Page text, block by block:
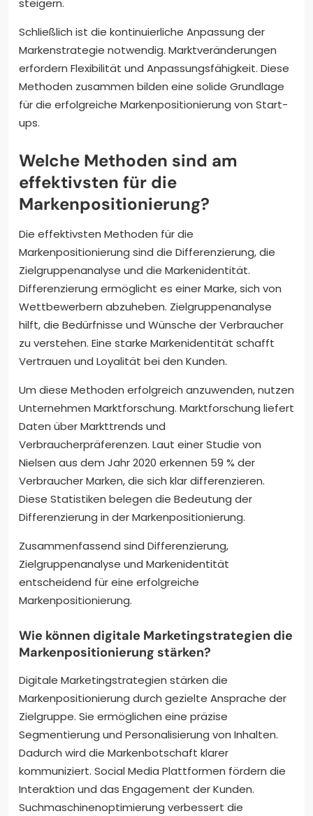
Schließlich ist die kontinuierliche Anpassung der
Markenstrategie notwendig. Marktveränderungen
erfordern Flexibilität und Anpassungsfähigkeit. Diese
Methoden zusammen bilden eine solide Grundlage
für die erfolgreiche Markenpositionierung von Start-
ups.
Welche Methoden sind am
effektivsten für die
Markenpositionierung?
Die effektivsten Methoden für die
Markenpositionierung sind die Differenzierung, die
Zielgruppenanalyse und die Markenidentität.
Differenzierung ermöglicht es einer Marke, sich von
Wettbewerbern abzuheben. Zielgruppenanalyse
hilft, die Bedürfnisse und Wünsche der Verbraucher
zu verstehen. Eine starke Markenidentität schafft
Vertrauen und Loyalität bei den Kunden.
Um diese Methoden erfolgreich anzuwenden, nutzen
Unternehmen Marktforschung. Marktforschung liefert
Daten über Markttrends und
Verbraucherpräferenzen. Laut einer Studie von
Nielsen aus dem Jahr 2020 erkennen 59 % der
Verbraucher Marken, die sich klar differenzieren.
Diese Statistiken belegen die Bedeutung der
Differenzierung in der Markenpositionierung.
Zusammenfassend sind Differenzierung,
Zielgruppenanalyse und Markenidentität
entscheidend für eine erfolgreiche
Markenpositionierung.
Wie können digitale Marketingstrategien die
Markenpositionierung stärken?
Digitale Marketingstrategien stärken die
Markenpositionierung durch gezielte Ansprache der
Zielgruppe. Sie ermöglichen eine präzise
Segmentierung und Personalisierung von Inhalten.
Dadurch wird die Markenbotschaft klarer
kommuniziert. Social Media Plattformen fördern die
Interaktion und das Engagement der Kunden.
Suchmaschinenoptimierung verbessert die